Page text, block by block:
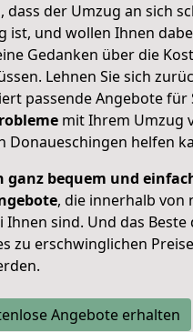
dass der Umzug an sich
ist, und wollen Ihnen
Gedanken über die
Lehnen Sie sich
passende Angebote für
mit Ihrem Umzug
Donaueschingen helfen
ganz bequem und
, die innerhalb von
Ihnen sind. Und das Beste
zu erschwinglichen
Angebote erhalten